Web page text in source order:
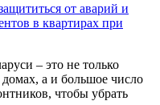
от аварий и
в квартирах при
– это не только
а и большое число
чтобы убрать